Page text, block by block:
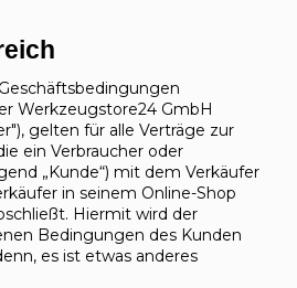
Werkzeugstore24 GmbH
gelten für alle Verträge zur
ein Verbraucher oder
„Kunde“) mit dem Verkäufer
in seinem Online-Shop
Hiermit wird der
Bedingungen des Kunden
es ist etwas anderes